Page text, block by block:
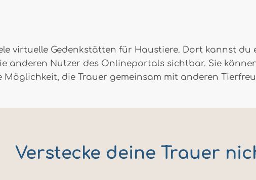
virtuelle Gedenkstätten für Haustiere. Dort kannst
anderen Nutzer des Onlineportals sichtbar. Sie
Möglichkeit, die Trauer gemeinsam mit anderen
Verstecke deine Trauer